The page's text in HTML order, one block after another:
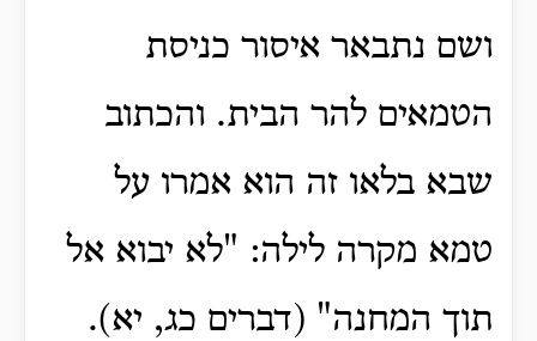
ושם נתבאר איסור כניסת
הטמאים להר הבית. והכתוב
שבא בלאו זה הוא אמרו על
טמא מקרה לילה: "לא יבוא אל
תוך המחנה" (דברים כג, יא).